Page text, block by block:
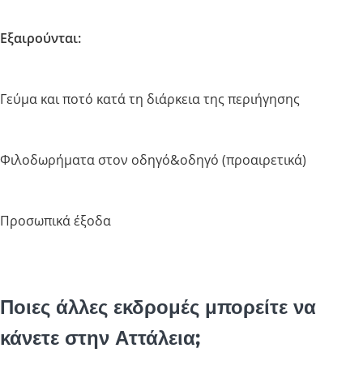
Εξαιρούνται:
Γεύμα και ποτό κατά τη διάρκεια της περιήγησης
Φιλοδωρήματα στον οδηγό&οδηγό (προαιρετικά)
Προσωπικά έξοδα
Ποιες άλλες εκδρομές μπορείτε να
κάνετε στην Αττάλεια;